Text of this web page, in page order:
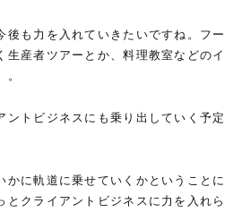
後も力を入れていきたいですね。フー
生産者ツアーとか、料理教室などのイ
ントビジネスにも乗り出していく予定
かに軌道に乗せていくかということに
とクライアントビジネスに力を入れら